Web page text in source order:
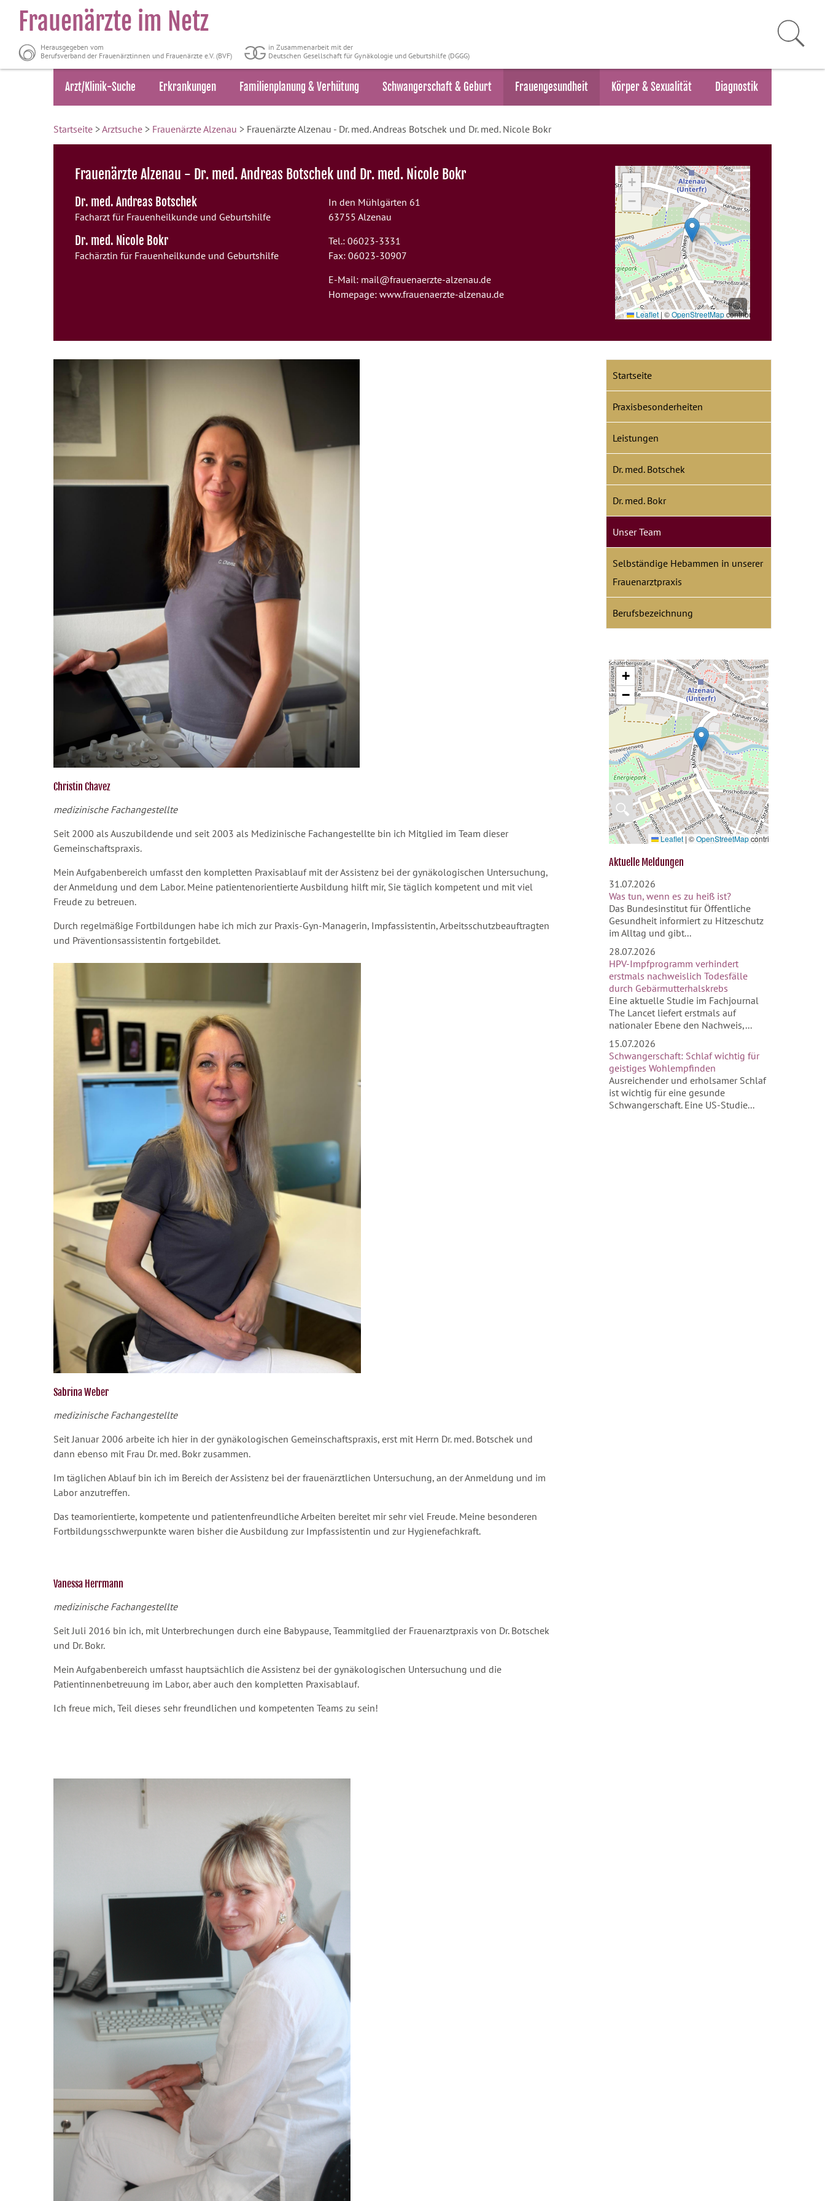
Frauenärzte im Netz
Herausgegeben vom
Berufsverband der Frauenärztinnen und Frauenärzte e.V. (BVF)
in Zusammenarbeit mit der
Deutschen Gesellschaft für Gynäkologie und Geburtshilfe (DGGG)
Arzt/Klinik-Suche Erkrankungen Familienplanung & Verhütung Schwangerschaft & Geburt Frauengesundheit Körper & Sexualität Diagnostik
Startseite >Arztsuche > Frauenärzte Alzenau > Frauenärzte Alzenau - Dr. med. Andreas Botschek und Dr. med. Nicole Bokr
Frauenärzte Alzenau - Dr. med. Andreas Botschek und Dr. med. Nicole Bokr
Dr. med. Andreas Botschek
Facharzt für Frauenheilkunde und Geburtshilfe
Dr. med. Nicole Bokr
Fachärztin für Frauenheilkunde und Geburtshilfe
In den Mühlgärten 61
63755 Alzenau
Tel.: 06023-3331
Fax: 06023-30907
E-Mail: mail@frauenaerzte-alzenau.de
Homepage: www.frauenaerzte-alzenau.de
+
−
Leaflet | ©OpenStreetMapcontributors
Christin Chavez
medizinische Fachangestellte
Seit 2000 als Auszubildende und seit 2003 als Medizinische Fachangestellte bin ich Mitglied im Team dieser
Gemeinschaftspraxis.
Mein Aufgabenbereich umfasst den kompletten Praxisablauf mit der Assistenz bei der gynäkologischen Untersuchung,
der Anmeldung und dem Labor. Meine patientenorientierte Ausbildung hilft mir, Sie täglich kompetent und mit viel
Freude zu betreuen.
Durch regelmäßige Fortbildungen habe ich mich zur Praxis-Gyn-Managerin, Impfassistentin, Arbeitsschutzbeauftragten
und Präventionsassistentin fortgebildet.
Sabrina Weber
medizinische Fachangestellte
Seit Januar 2006 arbeite ich hier in der gynäkologischen Gemeinschaftspraxis, erst mit Herrn Dr. med. Botschek und
dann ebenso mit Frau Dr. med. Bokr zusammen.
Im täglichen Ablauf bin ich im Bereich der Assistenz bei der frauenärztlichen Untersuchung, an der Anmeldung und im
Labor anzutreffen.
Das teamorientierte, kompetente und patientenfreundliche Arbeiten bereitet mir sehr viel Freude. Meine besonderen
Fortbildungsschwerpunkte waren bisher die Ausbildung zur Impfassistentin und zur Hygienefachkraft.
Vanessa Herrmann
medizinische Fachangestellte
Seit Juli 2016 bin ich, mit Unterbrechungen durch eine Babypause, Teammitglied der Frauenarztpraxis von Dr. Botschek
und Dr. Bokr.
Mein Aufgabenbereich umfasst hauptsächlich die Assistenz bei der gynäkologischen Untersuchung und die
Patientinnenbetreuung im Labor, aber auch den kompletten Praxisablauf.
Ich freue mich, Teil dieses sehr freundlichen und kompetenten Teams zu sein!
Startseite
Praxisbesonderheiten
Leistungen
Dr. med. Botschek
Dr. med. Bokr
Unser Team
Selbständige Hebammen in unserer
Frauenarztpraxis
Berufsbezeichnung
🔍
+
−
Leaflet | ©OpenStreetMapcontributors
Aktuelle Meldungen
31.07.2026
Was tun, wenn es zu heiß ist?
Das Bundesinstitut für Öffentliche
Gesundheit informiert zu Hitzeschutz
im Alltag und gibt...
28.07.2026
HPV-Impfprogramm verhindert
erstmals nachweislich Todesfälle
durch Gebärmutterhalskrebs
Eine aktuelle Studie im Fachjournal
The Lancet liefert erstmals auf
nationaler Ebene den Nachweis,...
15.07.2026
Schwangerschaft: Schlaf wichtig für
geistiges Wohlempfinden
Ausreichender und erholsamer Schlaf
ist wichtig für eine gesunde
Schwangerschaft. Eine US-Studie...